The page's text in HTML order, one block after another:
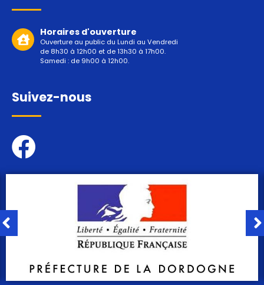
Horaires d'ouverture
Ouverture au public du Lundi au Vendredi
de 8h30 à 12h00 et de 13h30 à 17h00.
Samedi : de 9h00 à 12h00.
Suivez-nous